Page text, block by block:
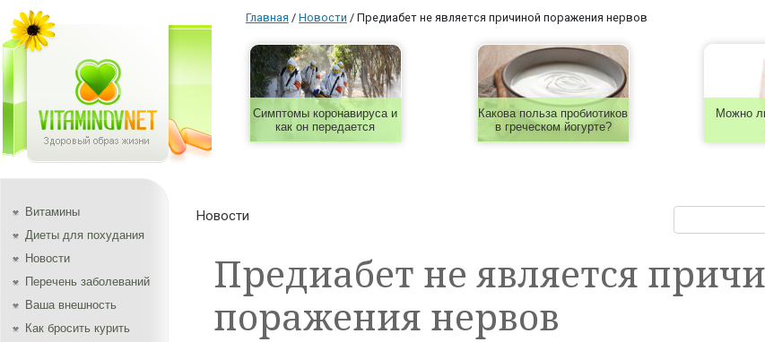
Главная / Новости / Предиабет не является причиной поражения нервов
Симптомы коронавируса и
как он передается
Какова польза пробиотиков
в греческом йогурте?
Можно
Витамины
Диеты для похудания
Новости
Перечень заболеваний
Ваша внешность
Как бросить курить
Новости
Предиабет не является
поражения нервов